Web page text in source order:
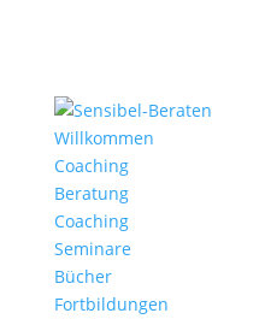
Willkommen
Coaching
Beratung
Coaching
Seminare
Bücher
Fortbildungen